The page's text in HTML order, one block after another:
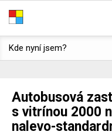
Kde nyní jsem?
Autobusová
s vitrínou 2000
nalevo-